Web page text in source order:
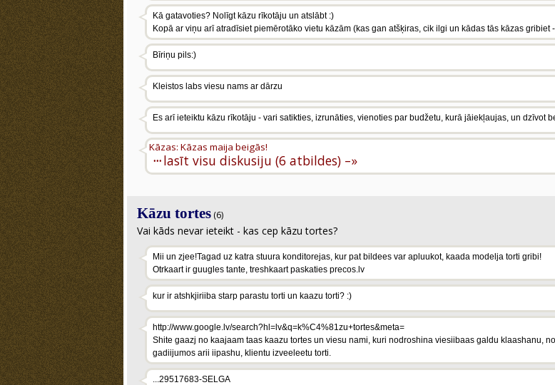
Kā gatavoties? Nolīgt kāzu rīkotāju un atslābt :)
Kopā ar viņu arī atradīsiet piemērotāko vietu kāzām (kas gan atšķiras, cik ilgi un kādas tās kāzas
Bīriņu pils:)
Kleistos labs viesu nams ar dārzu
Es arī ieteiktu kāzu rīkotāju - vari satikties, izrunāties, vienoties par budžetu, kurā jāiekļaujas, un dzīvot
···
Kāzas: Kāzas maija beigās!
lasīt visu diskusiju (6 atbildes) –»
Kāzu tortes (6)
Vai kāds nevar ieteikt - kas cep kāzu tortes?
Mii un zjee!Tagad uz katra stuura konditorejas, kur pat bildees var apluukot, kaada modelja torti gribi!
Otrkaart ir guugles tante, treshkaart paskaties precos.lv
kur ir atshkjiriiba starp parastu torti un kaazu torti? :)
http://www.google.lv/search?hl=lv&q=k%C4%81zu+tortes&meta=
Shite gaazj no kaajaam taas kaazu tortes un viesu nami, kuri nodroshina viesiibaas galdu klaashanu,
gadiijumos arii iipashu, klientu izveeleetu torti.
...29517683-SELGA